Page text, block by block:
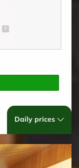
Daily prices